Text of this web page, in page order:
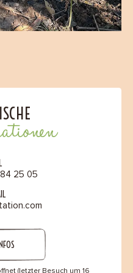
25 05
(letzter Besuch um 16